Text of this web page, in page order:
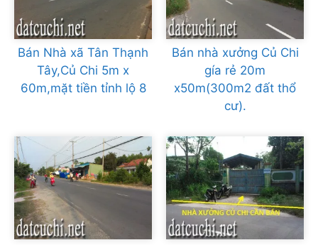
Bán Nhà xã Tân Thạnh
Tây,Củ Chi 5m x
60m,mặt tiền tỉnh lộ 8
Bán nhà xưởng Củ Chi
gía rẻ 20m
x50m(300m2 đất thổ
cư).